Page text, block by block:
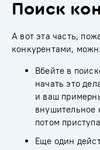
Поиск
А вот эта часть,
конкурентами,
Вбейте в
начать это
и ваш
внушительное
потом
Еще один